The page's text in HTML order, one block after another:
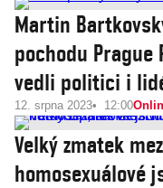
Martin
pochodu Prague
vedli politici i
12. srpna 2023 12:00
Velký zmatek
homosexuálové